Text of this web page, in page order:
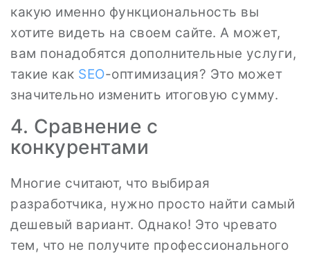
какую именно функциональность вы
хотите видеть на своем сайте. А может,
вам понадобятся дополнительные услуги,
такие как SEO-оптимизация? Это может
значительно изменить итоговую сумму.
4. Сравнение с
конкурентами
Многие считают, что выбирая
разработчика, нужно просто найти самый
дешевый вариант. Однако! Это чревато
тем, что не получите профессионального